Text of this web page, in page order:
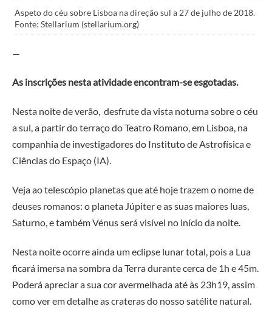
Aspeto do céu sobre Lisboa na direção sul a 27 de julho de 2018.
Fonte: Stellarium (stellarium.org)
—
As inscrições nesta atividade encontram-se esgotadas.
Nesta noite de verão, desfrute da vista noturna sobre o céu
a sul, a partir do terraço do Teatro Romano, em Lisboa, na
companhia de investigadores do Instituto de Astrofísica e
Ciências do Espaço (IA).
Veja ao telescópio planetas que até hoje trazem o nome de
deuses romanos: o planeta Júpiter e as suas maiores luas,
Saturno, e também Vénus será visível no início da noite.
Nesta noite ocorre ainda um eclipse lunar total, pois a Lua
ficará imersa na sombra da Terra durante cerca de 1h e 45m.
Poderá apreciar a sua cor avermelhada até às 23h19, assim
como ver em detalhe as crateras do nosso satélite natural.